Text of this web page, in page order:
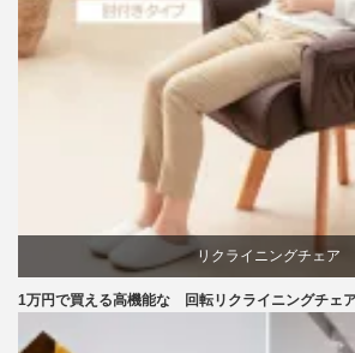
リクライニングチェア
1万円で買える高機能な 回転リクライニングチェ